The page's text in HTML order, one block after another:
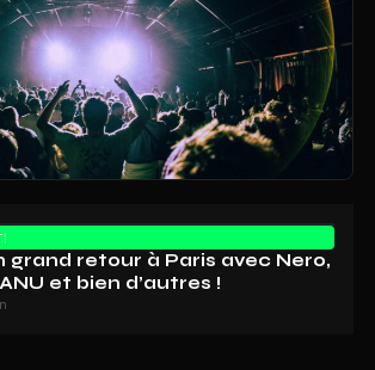
grand retour à Paris avec Nero,
et bien d’autres !